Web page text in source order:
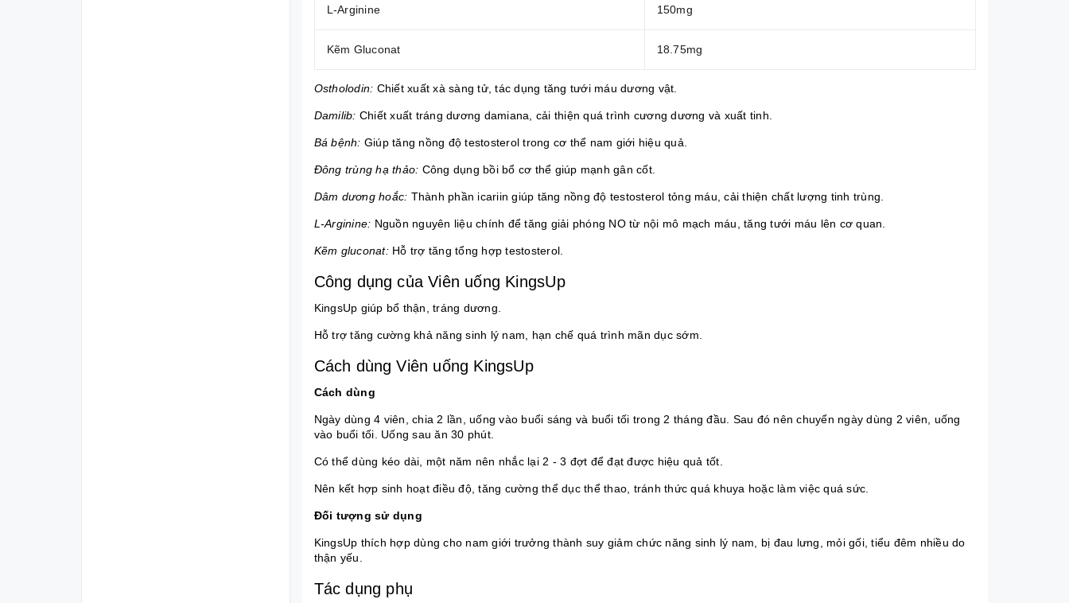
L-Arginine 150mg
Kẽm Gluconat 18.75mg
Ostholodin: Chiết xuất xà sàng tử, tác dụng tăng tưới máu dương vật.
Damilib: Chiết xuất tráng dương damiana, cải thiện quá trình cương dương và xuất tinh.
Bá bệnh: Giúp tăng nồng độ testosterol trong cơ thể nam giới hiệu quả.
Đông trùng hạ thảo: Công dụng bồi bổ cơ thể giúp mạnh gân cốt.
Dâm dương hoắc: Thành phần icariin giúp tăng nồng độ testosterol tỏng máu, cải thiện chất lượng tinh trùng.
L-Arginine: Nguồn nguyên liệu chính để tăng giải phóng NO từ nội mô mạch máu, tăng tưới máu lên cơ quan.
Kẽm gluconat:Hỗ trợ tăng tổng hợp testosterol.
Công dụng của Viên uống KingsUp
KingsUp giúp bổ thận, tráng dương.
Hỗ trợ tăng cường khả năng sinh lý nam, hạn chế quá trình mãn dục sớm.
Cách dùng Viên uống KingsUp
Cách dùng
Ngày dùng 4 viên, chia 2 lần, uống vào buổi sáng và buổi tối trong 2 tháng đầu. Sau đó nên chuyển ngày dùng 2 viên, uống
vào buổi tối. Uống sau ăn 30 phút.
Có thể dùng kéo dài, một năm nên nhắc lại 2 - 3 đợt để đạt được hiệu quả tốt.
Nên kết hợp sinh hoạt điều độ, tăng cường thể dục thể thao, tránh thức quá khuya hoặc làm việc quá sức.
Đối tượng sử dụng
KingsUp thích hợp dùng cho nam giới trưởng thành suy giảm chức năng sinh lý nam, bị đau lưng, mỏi gối, tiểu đêm nhiều do
thận yếu.
Tác dụng phụ